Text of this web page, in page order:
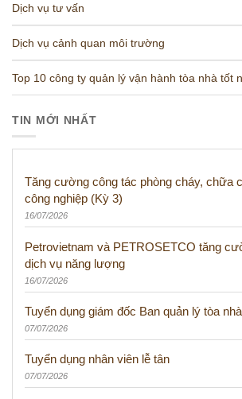
Dịch vụ tư vấn
Dịch vụ cảnh quan môi trường
Top 10 công ty quản lý vận hành tòa nhà tốt
TIN MỚI NHẤT
Tăng cường công tác phòng cháy, chữa
công nghiệp (Kỳ 3)
16/07/2026
Petrovietnam và PETROSETCO tăng
dịch vụ năng lượng
16/07/2026
Tuyển dụng giám đốc Ban quản lý tòa nhà
07/07/2026
Tuyển dụng nhân viên lễ tân
07/07/2026